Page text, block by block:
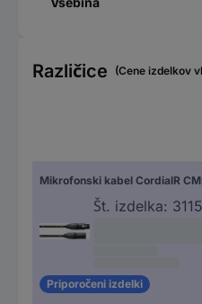
Različice (Cene izdelkov
Št. izdelka:
Priporočeni izdelki